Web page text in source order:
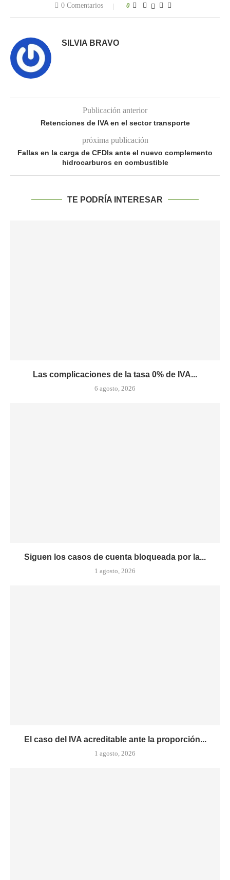
0 Comentarios 0
SILVIA BRAVO
Publicación anterior
Retenciones de IVA en el sector transporte
próxima publicación
Fallas en la carga de CFDIs ante el nuevo complemento
hidrocarburos en combustible
TE PODRÍA INTERESAR
Las complicaciones de la tasa 0% de IVA...
6 agosto, 2026
Siguen los casos de cuenta bloqueada por la...
1 agosto, 2026
El caso del IVA acreditable ante la proporción...
1 agosto, 2026